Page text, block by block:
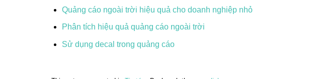
Quảng cáo ngoài trời hiệu quả cho doanh nghiệp nhỏ
Phân tích hiệu quả quảng cáo ngoài trời
Sử dụng decal trong quảng cáo